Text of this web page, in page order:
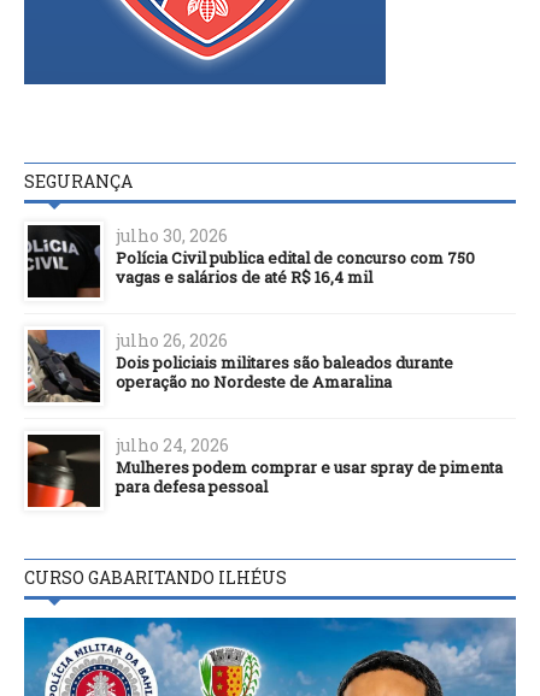
SEGURANÇA
julho 30, 2026
Polícia Civil publica edital de concurso com 750
vagas e salários de até R$ 16,4 mil
julho 26, 2026
Dois policiais militares são baleados durante
operação no Nordeste de Amaralina
julho 24, 2026
Mulheres podem comprar e usar spray de pimenta
para defesa pessoal
CURSO GABARITANDO ILHÉUS